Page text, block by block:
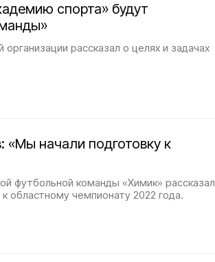
спорта» будут
рассказал о целях и задачах
«Мы начали подготовку к
футбольной команды «Химик» рассказал
областному чемпионату 2022 года.